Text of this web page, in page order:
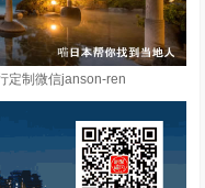
定制微信janson-ren